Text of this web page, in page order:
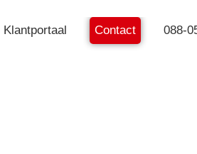
Klantportaal Contact 088-